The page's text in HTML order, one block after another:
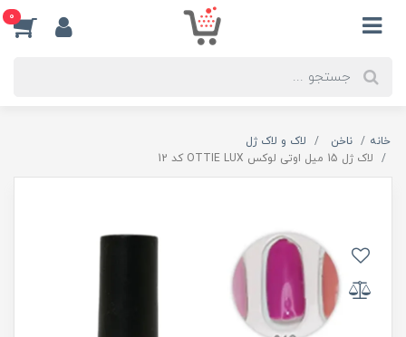
0
خانه ناخن
لاک و لاک ژل
لاک ژل 15 میل اوتی لوکس OTTIE LUX کد 12